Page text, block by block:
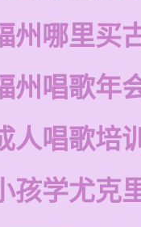
州哪里买
州唱歌年
人唱歌培
孩学尤克